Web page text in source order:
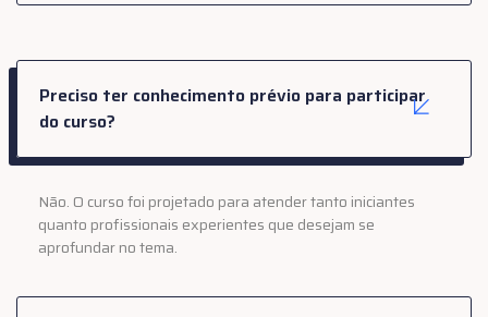
Preciso ter conhecimento prévio para participar
do curso?
Não. O curso foi projetado para atender tanto iniciantes
quanto profissionais experientes que desejam se
aprofundar no tema.